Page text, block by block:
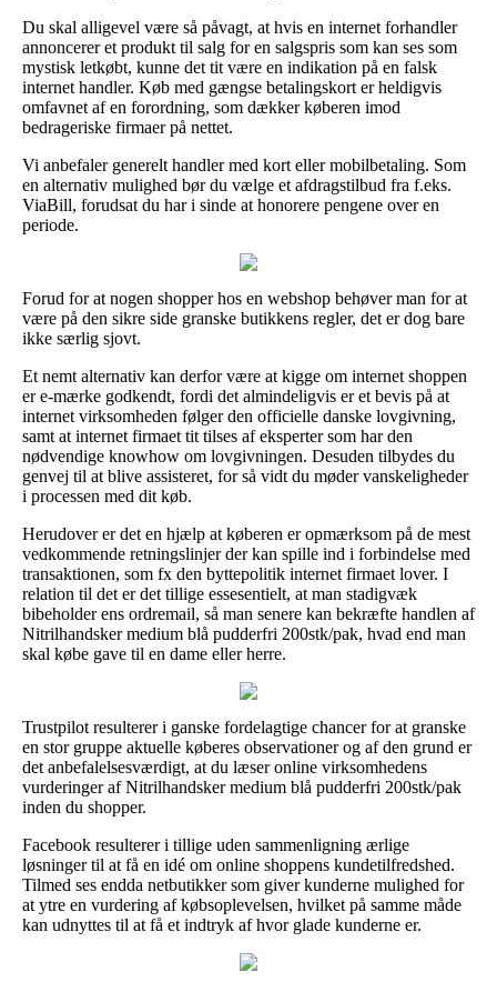
Du skal alligevel være så påvagt, at hvis en internet forhandler
annoncerer et produkt til salg for en salgspris som kan ses som
mystisk letkøbt, kunne det tit være en indikation på en falsk
internet handler. Køb med gængse betalingskort er heldigvis
omfavnet af en forordning, som dækker køberen imod
bedrageriske firmaer på nettet.
Vi anbefaler generelt handler med kort eller mobilbetaling. Som
en alternativ mulighed bør du vælge et afdragstilbud fra f.eks.
ViaBill, forudsat du har i sinde at honorere pengene over en
periode.
Forud for at nogen shopper hos en webshop behøver man for at
være på den sikre side granske butikkens regler, det er dog bare
ikke særlig sjovt.
Et nemt alternativ kan derfor være at kigge om internet shoppen
er e-mærke godkendt, fordi det almindeligvis er et bevis på at
internet virksomheden følger den officielle danske lovgivning,
samt at internet firmaet tit tilses af eksperter som har den
nødvendige knowhow om lovgivningen. Desuden tilbydes du
genvej til at blive assisteret, for så vidt du møder vanskeligheder
i processen med dit køb.
Herudover er det en hjælp at køberen er opmærksom på de mest
vedkommende retningslinjer der kan spille ind i forbindelse med
transaktionen, som fx den byttepolitik internet firmaet lover. I
relation til det er det tillige essesentielt, at man stadigvæk
bibeholder ens ordremail, så man senere kan bekræfte handlen af
Nitrilhandsker medium blå pudderfri 200stk/pak, hvad end man
skal købe gave til en dame eller herre.
Trustpilot resulterer i ganske fordelagtige chancer for at granske
en stor gruppe aktuelle køberes observationer og af den grund er
det anbefalelsesværdigt, at du læser online virksomhedens
vurderinger af Nitrilhandsker medium blå pudderfri 200stk/pak
inden du shopper.
Facebook resulterer i tillige uden sammenligning ærlige
løsninger til at få en idé om online shoppens kundetilfredshed.
Tilmed ses endda netbutikker som giver kunderne mulighed for
at ytre en vurdering af købsoplevelsen, hvilket på samme måde
kan udnyttes til at få et indtryk af hvor glade kunderne er.